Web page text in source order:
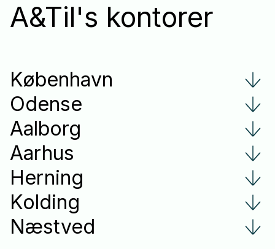
A&Til's kontorer
København
Odense
Aalborg
Aarhus
Herning
Kolding
Næstved